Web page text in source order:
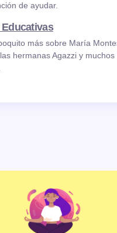
de ayudar.
más sobre María
hermanas Agazzi y muchos